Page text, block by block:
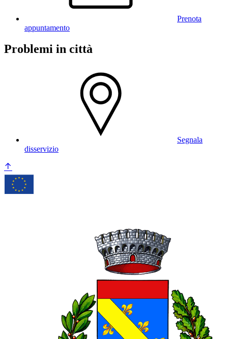
Prenota
appuntamento
Problemi in città
Segnala
disservizio